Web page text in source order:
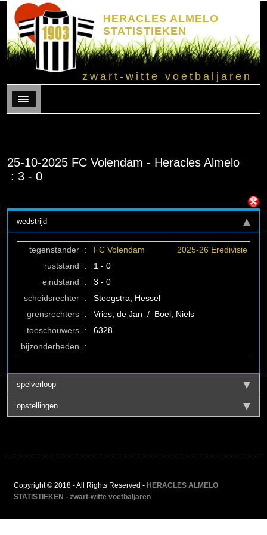
HERACLES ALMELO
STATISTIEKEN
zwart-witte voetbaljaren
Menu
25-10-2025 FC Volendam - Heracles Almelo
: 3 - 0
wedstrijd
tegenstander : FC Volendam
2025-26 Eredivisie
ruststand
:
1 - 0
eindstand
:
3 - 0
scheidsrechter :
Steegstra, Hessel
grensrechters :
Vries, de Jan / Boel, Niels
toeschouwers :
6328
bijzonderheden
:
spelverloop
opstellingen
Copyright © 2018 - All Rights Reserved - HERACLES ALMELO
STATISTIEKEN - zwart-witte voetbaljaren